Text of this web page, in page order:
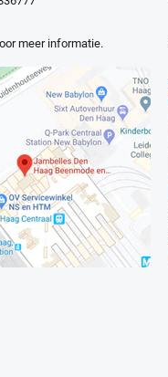
meer informatie.